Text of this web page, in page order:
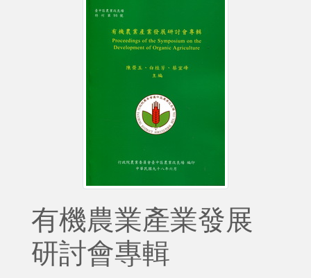
有機農業產業發展
研討會專輯